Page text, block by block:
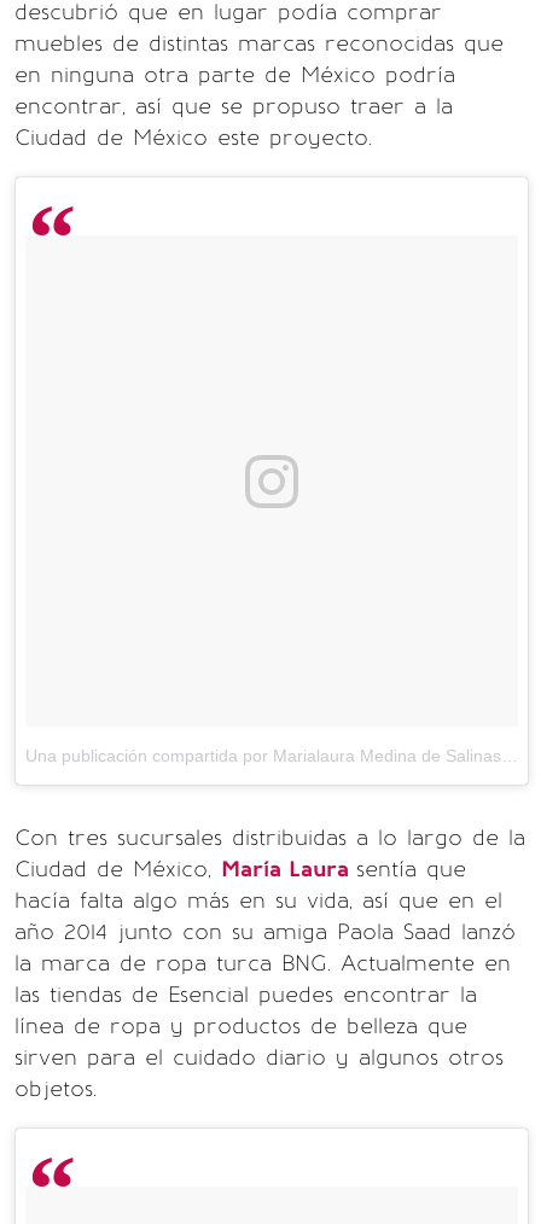
descubrió que en lugar podía comprar
muebles de distintas marcas reconocidas que
en ninguna otra parte de México podría
encontrar, así que se propuso traer a la
Ciudad de México este proyecto.
Una publicación compartida por Marialaura Medina de Salinas (@marialaurasalinas)
Con tres sucursales distribuidas a lo largo de la
Ciudad de México, María Laura sentía que
hacía falta algo más en su vida, así que en el
año 2014 junto con su amiga Paola Saad lanzó
la marca de ropa turca BNG. Actualmente en
las tiendas de Esencial puedes encontrar la
línea de ropa y productos de belleza que
sirven para el cuidado diario y algunos otros
objetos.